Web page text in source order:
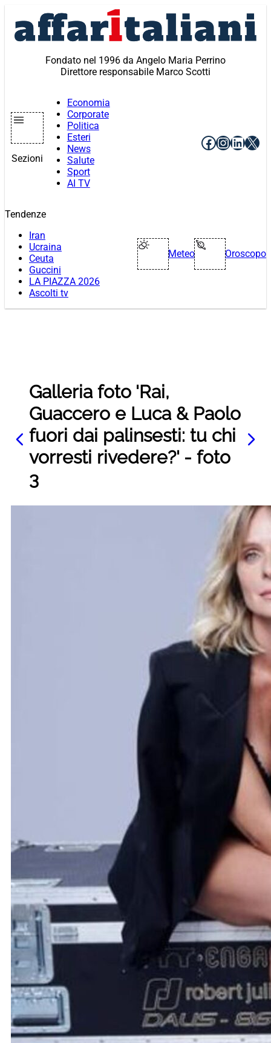
contenuto
Fondato nel 1996 da Angelo Maria Perrino
Direttore responsabile Marco Scotti
Sezioni
Economia
Corporate
Politica
Esteri
News
Salute
Sport
AI TV
Facebook
X
Tendenze
Iran
Ucraina
Ceuta
Guccini
LA PIAZZA 2026
Ascolti tv
Meteo Oroscopo
Galleria foto 'Rai,
Guaccero e Luca & Paolo
fuori dai palinsesti: tu chi
vorresti rivedere?' - foto
3